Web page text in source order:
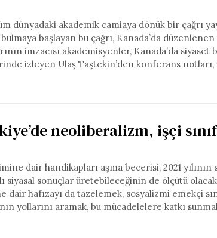
dünyadaki akademik camiaya dönük bir çağrı
başlayan bu çağrı, Kanada’da
imzacısı akademisyenler, Kanada’da
izleyen Ulaş Taştekin’den konferans
neoliberalizm, işçi
dair handikapları aşma becerisi, 2021
sonuçlar üretebileceğinin de ölçütü
hafızayı da tazelemek, sosyalizmi emekçi
yollarını aramak, bu mücadelelere katkı